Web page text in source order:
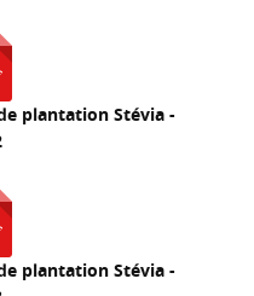
plantation Stévia -
plantation Stévia -